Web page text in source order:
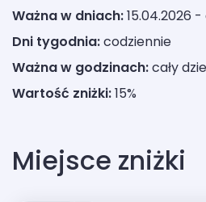
Ważna w dniach:15.04.2026
Dni tygodnia:codziennie
Ważna w godzinach:cały
Wartość zniżki:15%
Miejsce zniżki